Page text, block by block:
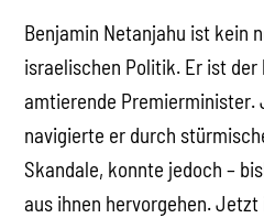
Benjamin Netanjahu ist kein
israelischen Politik. Er ist der
amtierende Premierminister.
navigierte er durch
Skandale, konnte jedoch –
aus ihnen hervorgehen.